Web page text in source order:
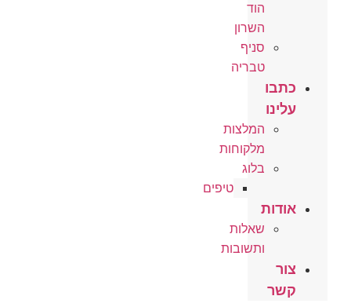
הוד
השרון
סניף
טבריה
כתבו
עלינו
המלצות
מלקוחות
בלוג
טיפים
אודות
שאלות
ותשובות
צור
קשר